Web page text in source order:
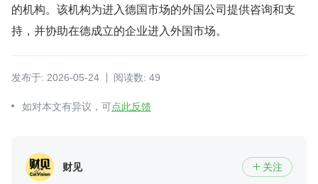
的机构。该机构为进入德国市场的外国公司提供咨询和支
持，并协助在德成立的企业进入外国市场。
发布于: 2026-05-24 阅读数: 49
如对本文有异议，可点此反馈
财见  关注